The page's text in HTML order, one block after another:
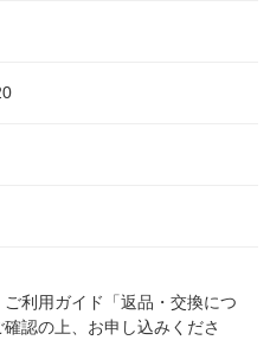
利用ガイド「返品・交換につ
認の上、お申し込みくださ